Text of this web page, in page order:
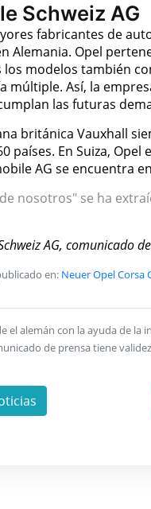
Schweiz AG
fabricantes de
Alemania. Opel
los modelos también
múltiple. Así, la
las futuras
británica Vauxhall
países. En Suiza,
AG se encuentra
nosotros" se ha
AG, comunicado
en: Neuer Opel Corsa
el alemán con la ayuda de
de prensa tiene